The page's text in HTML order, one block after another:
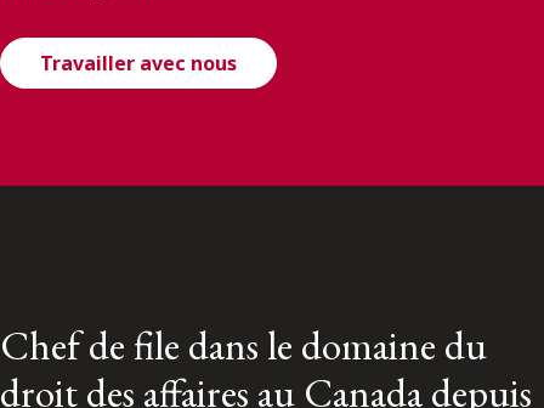
Travailler avec nous
Chef de file dans le domaine du
droit des affaires au Canada depuis